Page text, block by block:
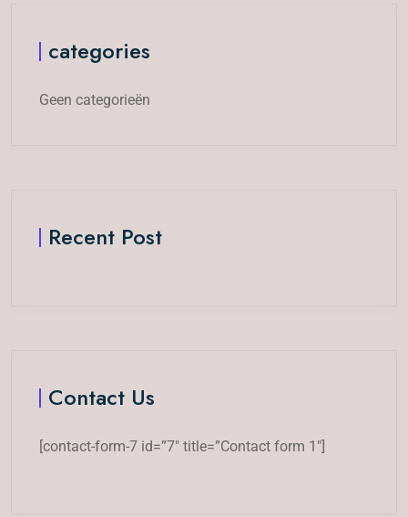
categories
Geen categorieën
Recent Post
Contact Us
[contact-form-7 id=”7″ title=”Contact form 1″]